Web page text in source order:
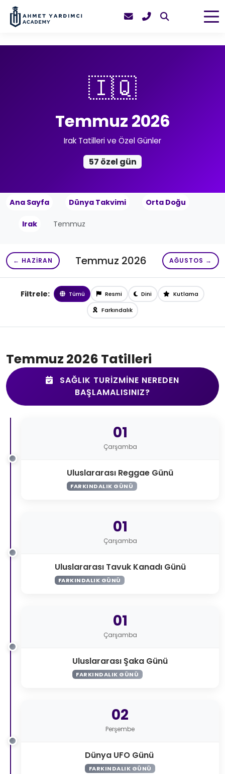
🇮🇶
Temmuz 2026
Irak Tatilleri ve Özel Günler
57 özel gün
Ana Sayfa Dünya Takvimi Orta Doğu
Irak Temmuz
← HAZIRAN Temmuz 2026 AĞUSTOS →
Filtrele: Tümü Resmi Dini Kutlama
Farkındalık
Temmuz 2026 Tatilleri
SAĞLIK TURIZMINE NEREDEN
BAŞLAMALISINIZ?
01
Çarşamba
Uluslararası Reggae Günü
FARKINDALIK GÜNÜ
01
Çarşamba
Uluslararası Tavuk Kanadı Günü
FARKINDALIK GÜNÜ
01
Çarşamba
Uluslararası Şaka Günü
FARKINDALIK GÜNÜ
02
Perşembe
Dünya UFO Günü
FARKINDALIK GÜNÜ